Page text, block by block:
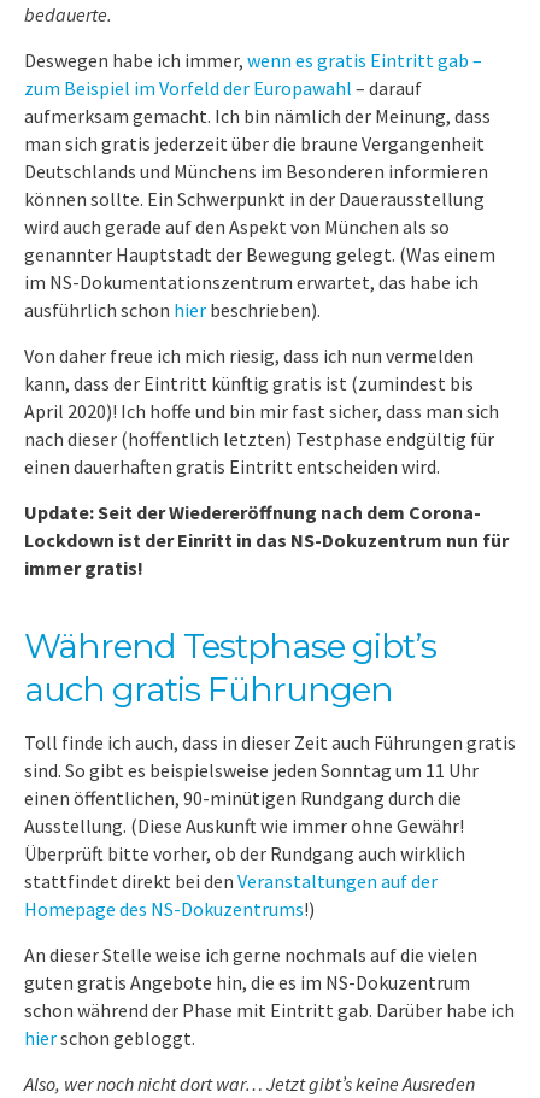
bedauerte.
Deswegen habe ich immer, wenn es gratis Eintritt gab –
zum Beispiel im Vorfeld der Europawahl – darauf
aufmerksam gemacht. Ich bin nämlich der Meinung, dass
man sich gratis jederzeit über die braune Vergangenheit
Deutschlands und Münchens im Besonderen informieren
können sollte. Ein Schwerpunkt in der Dauerausstellung
wird auch gerade auf den Aspekt von München als so
genannter Hauptstadt der Bewegung gelegt. (Was einem
im NS-Dokumentationszentrum erwartet, das habe ich
ausführlich schon hier beschrieben).
Von daher freue ich mich riesig, dass ich nun vermelden
kann, dass der Eintritt künftig gratis ist (zumindest bis
April 2020)! Ich hoffe und bin mir fast sicher, dass man sich
nach dieser (hoffentlich letzten) Testphase endgültig für
einen dauerhaften gratis Eintritt entscheiden wird.
Update: Seit der Wiedereröffnung nach dem Corona-
Lockdown ist der Einritt in das NS-Dokuzentrum nun für
immer gratis!
Während Testphase gibt’s
auch gratis Führungen
Toll finde ich auch, dass in dieser Zeit auch Führungen gratis
sind. So gibt es beispielsweise jeden Sonntag um 11 Uhr
einen öffentlichen, 90-minütigen Rundgang durch die
Ausstellung. (Diese Auskunft wie immer ohne Gewähr!
Überprüft bitte vorher, ob der Rundgang auch wirklich
stattfindet direkt bei den Veranstaltungen auf der
Homepage des NS-Dokuzentrums!)
An dieser Stelle weise ich gerne nochmals auf die vielen
guten gratis Angebote hin, die es im NS-Dokuzentrum
schon während der Phase mit Eintritt gab. Darüber habe ich
hierschon gebloggt.
Also, wer noch nicht dort war… Jetzt gibt’s keine Ausreden